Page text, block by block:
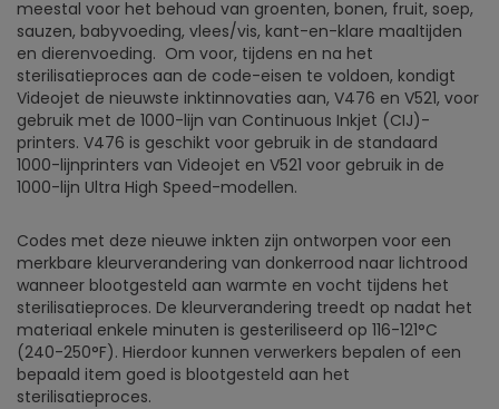
meestal voor het behoud van groenten, bonen, fruit, soep,
sauzen, babyvoeding, vlees/vis, kant-en-klare maaltijden
en dierenvoeding. Om voor, tijdens en na het
sterilisatieproces aan de code-eisen te voldoen, kondigt
Videojet de nieuwste inktinnovaties aan, V476 en V521, voor
gebruik met de 1000-lijn van Continuous Inkjet (CIJ)-
printers. V476 is geschikt voor gebruik in de standaard
1000-lijnprinters van Videojet en V521 voor gebruik in de
1000-lijn Ultra High Speed-modellen.
Codes met deze nieuwe inkten zijn ontworpen voor een
merkbare kleurverandering van donkerrood naar lichtrood
wanneer blootgesteld aan warmte en vocht tijdens het
sterilisatieproces. De kleurverandering treedt op nadat het
materiaal enkele minuten is gesteriliseerd op 116-121°C
(240-250°F). Hierdoor kunnen verwerkers bepalen of een
bepaald item goed is blootgesteld aan het
sterilisatieproces.